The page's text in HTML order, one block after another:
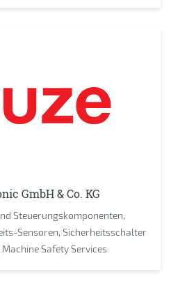
GmbH & Co. KG
Steuerungskomponenten,
Sensoren, Sicherheitsschalter
Safety Services